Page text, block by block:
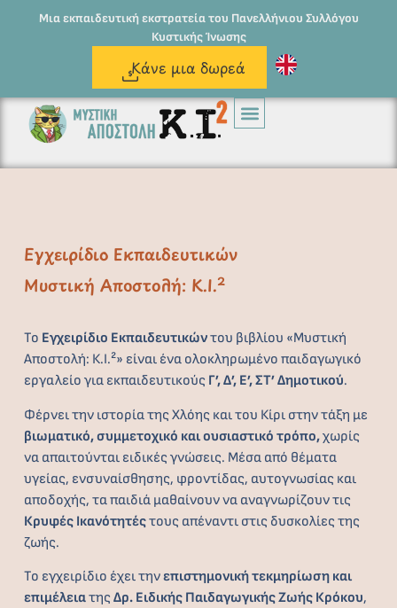
Μια εκπαιδευτική εκστρατεία του Πανελλήνιου Συλλόγου
Κυστικής Ίνωσης
Κάνε μια δωρεά
Εγχειρίδιο Εκπαιδευτικών
Μυστική Αποστολή: Κ.Ι.²
Το Εγχειρίδιο Εκπαιδευτικώντου βιβλίου «Μυστική
Αποστολή: Κ.Ι.²» είναι ένα ολοκληρωμένο παιδαγωγικό
εργαλείο για εκπαιδευτικούς Γ’, Δ’, Ε’, ΣΤ’ Δημοτικού.
Φέρνει την ιστορία της Χλόης και του Κίρι στην τάξη με
βιωματικό, συμμετοχικό και ουσιαστικό τρόπο,χωρίς
να απαιτούνται ειδικές γνώσεις. Μέσα από θέματα
υγείας, ενσυναίσθησης, φροντίδας, αυτογνωσίας και
αποδοχής, τα παιδιά μαθαίνουν να αναγνωρίζουν τις
Κρυφές Ικανότητέςτους απέναντι στις δυσκολίες της
ζωής.
Το εγχειρίδιο έχει τηνεπιστημονική τεκμηρίωση και
επιμέλειατης Δρ. Ειδικής Παιδαγωγικής Ζωής Κρόκου,